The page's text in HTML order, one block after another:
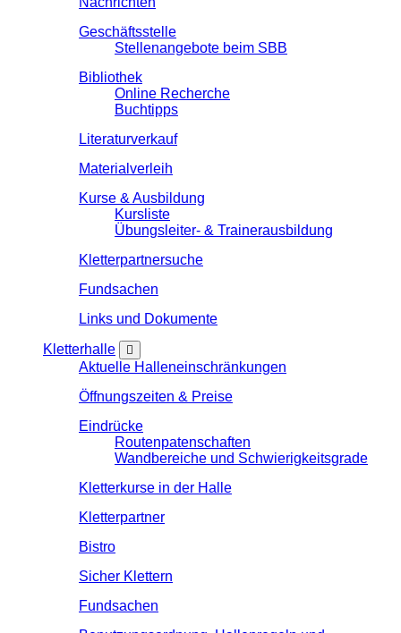
Geschäftsstelle
Stellenangebote beim SBB
Bibliothek
Online Recherche
Buchtipps
Literaturverkauf
Materialverleih
Kurse & Ausbildung
Kursliste
Übungsleiter- & Trainerausbildung
Kletterpartnersuche
Fundsachen
Links und Dokumente
Kletterhalle
Aktuelle Halleneinschränkungen
Öffnungszeiten & Preise
Eindrücke
Routenpatenschaften
Wandbereiche und Schwierigkeitsgrade
Kletterkurse in der Halle
Kletterpartner
Bistro
Sicher Klettern
Fundsachen